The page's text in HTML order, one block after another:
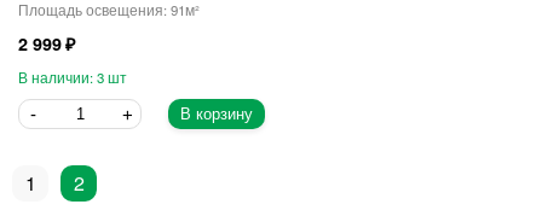
91
2 999
3
В корзину
1 2